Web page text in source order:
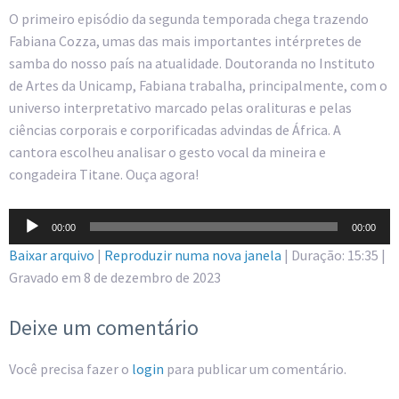
O primeiro episódio da segunda temporada chega trazendo
Fabiana Cozza, umas das mais importantes intérpretes de
samba do nosso país na atualidade. Doutoranda no Instituto
de Artes da Unicamp, Fabiana trabalha, principalmente, com o
universo interpretativo marcado pelas oralituras e pelas
ciências corporais e corporificadas advindas de África. A
cantora escolheu analisar o gesto vocal da mineira e
congadeira Titane. Ouça agora!
Tocador
de
áudio
00:00 00:00
Baixar arquivo | Reproduzir numa nova janela | Duração: 15:35 |
Gravado em 8 de dezembro de 2023
Deixe um comentário
Você precisa fazer o login para publicar um comentário.